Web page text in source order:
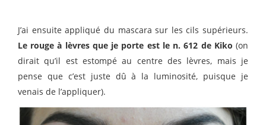
J’ai ensuite appliqué du mascara sur les cils supérieurs.
Le rouge à lèvres que je porte est le n. 612 de Kiko (on
dirait qu’il est estompé au centre des lèvres, mais je
pense que c’est juste dû à la luminosité, puisque je
venais de l’appliquer).